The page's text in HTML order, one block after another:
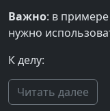
Важно: в
нужно
К делу:
Читать далее